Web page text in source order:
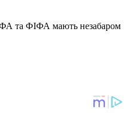
та ФІФА мають незабаром